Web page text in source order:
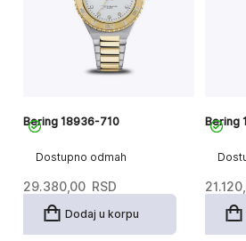
Dostupno odmah
Bering 18936-710
29.380,00 RSD
Dodaj u korpu
Bering